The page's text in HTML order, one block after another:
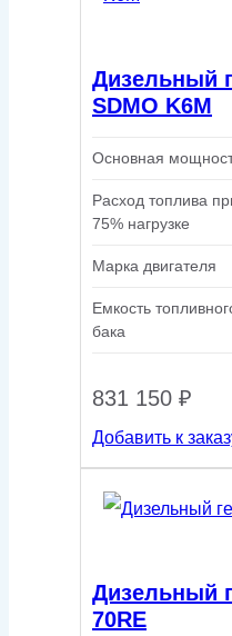
Дизельный
SDMO K6M
Основная
Расход топлива
75% нагрузке
Марка двигателя
Емкость
бака
831 150 ₽
Добавить к
Дизельный
70RE